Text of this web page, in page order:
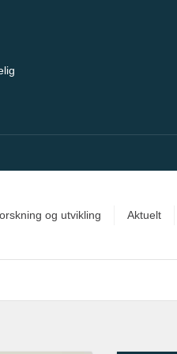
og utvikling Aktuelt